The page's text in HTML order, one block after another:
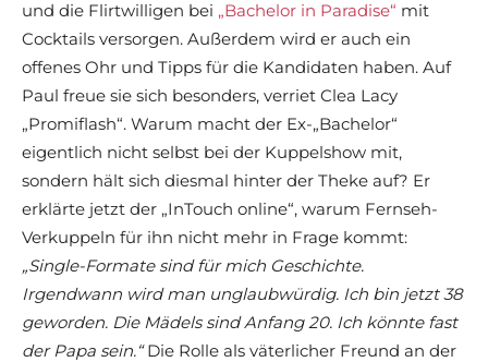
und die Flirtwilligen bei „Bachelor in Paradise“ mit
Cocktails versorgen. Außerdem wird er auch ein
offenes Ohr und Tipps für die Kandidaten haben. Auf
Paul freue sie sich besonders, verriet Clea Lacy
„Promiflash“. Warum macht der Ex-„Bachelor“
eigentlich nicht selbst bei der Kuppelshow mit,
sondern hält sich diesmal hinter der Theke auf? Er
erklärte jetzt der „InTouch online“, warum Fernseh-
Verkuppeln für ihn nicht mehr in Frage kommt:
„Single-Formate sind für mich Geschichte.
Irgendwann wird man unglaubwürdig. Ich bin jetzt 38
geworden. Die Mädels sind Anfang 20. Ich könnte fast
der Papa sein.“Die Rolle als väterlicher Freund an der